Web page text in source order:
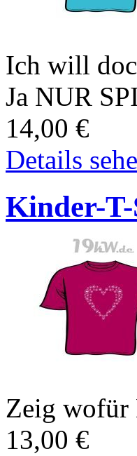
Ich will
Ja NUR
14,00 €
Details
Kinder-
Zeig wofür
13,00 €